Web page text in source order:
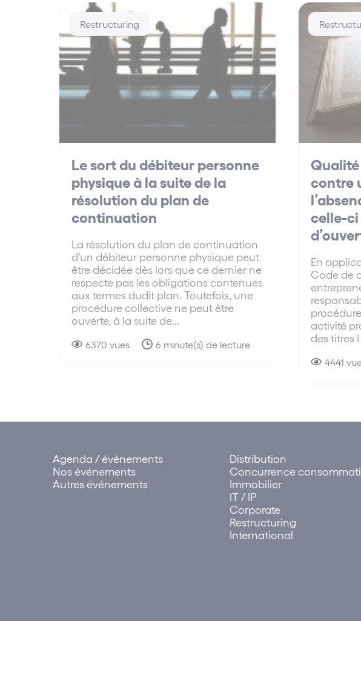
Restructuring
Le sort du débiteur personne
physique à la suite de la
résolution du plan de
continuation
La résolution du plan de continuation
d’un débiteur personne physique peut
être décidée dès lors que ce dernier ne
respecte pas les obligations contenues
aux termes dudit plan. Toutefois, une
procédure collective ne peut être
ouverte, à la suite de...
6370 vues 6 minute(s) de lecture
contre
celle-
En
Code de
activité
des titres
4441
Agenda / évènements
Nos événements
Autres événements
Distribution
Concurrence
Immobilier
IT / IP
Corporate
Restructuring
International